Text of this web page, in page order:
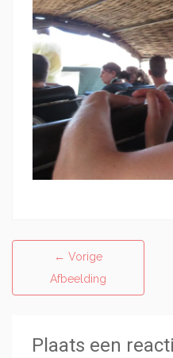
← Vorige
Afbeelding
Plaats een